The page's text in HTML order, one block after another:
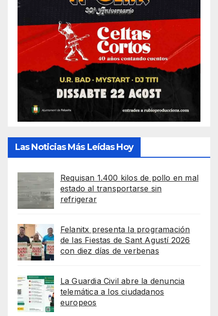
Las Noticias Más Leídas Hoy
Requisan 1.400 kilos de pollo en mal
estado al transportarse sin
refrigerar
Felanitx presenta la programación
de las Fiestas de Sant Agustí 2026
con diez días de verbenas
La Guardia Civil abre la denuncia
telemática a los ciudadanos
europeos